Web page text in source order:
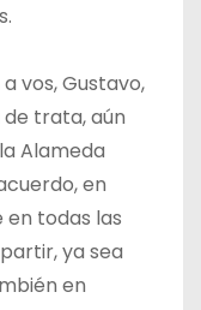
vos, Gustavo,
trata, aún
Alameda
en
en todas las
ya sea
en